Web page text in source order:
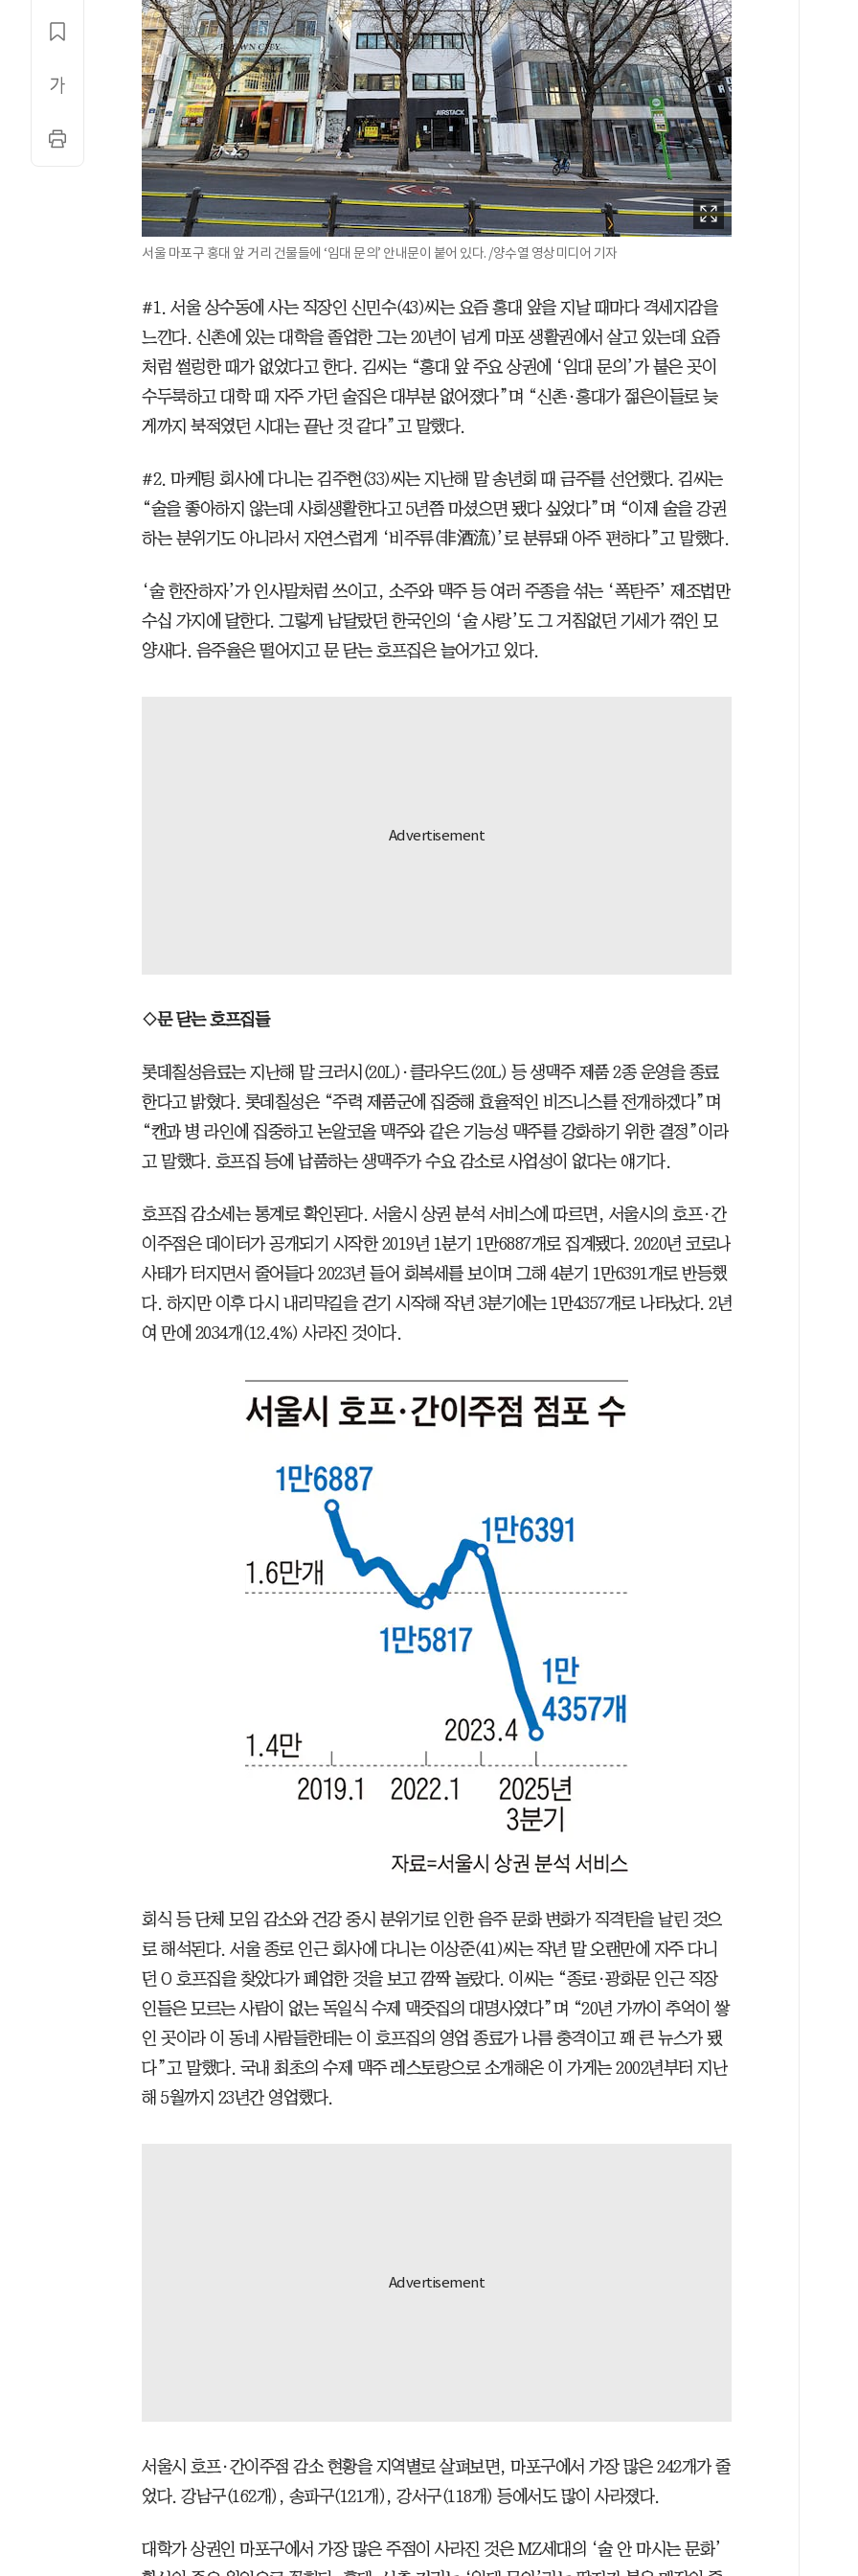
서울 마포구 홍대 앞 거리 건물들에 ‘임대 문의’ 안내문이 붙어 있다. /양수열 영상미디어 기자
#1. 서울 상수동에 사는 직장인 신민수(43)씨는 요즘 홍대 앞을 지날 때마다 격세지감을
느낀다. 신촌에 있는 대학을 졸업한 그는 20년이 넘게 마포 생활권에서 살고 있는데 요즘
처럼 썰렁한 때가 없었다고 한다. 김씨는 “홍대 앞 주요 상권에 ‘임대 문의’가 붙은 곳이
수두룩하고 대학 때 자주 가던 술집은 대부분 없어졌다”며 “신촌·홍대가 젊은이들로 늦
게까지 북적였던 시대는 끝난 것 같다”고 말했다.
#2. 마케팅 회사에 다니는 김주현(33)씨는 지난해 말 송년회 때 금주를 선언했다. 김씨는
“술을 좋아하지 않는데 사회생활한다고 5년쯤 마셨으면 됐다 싶었다”며 “이제 술을 강권
하는 분위기도 아니라서 자연스럽게 ‘비주류(非酒流)’로 분류돼 아주 편하다”고 말했다.
‘술 한잔하자’가 인사말처럼 쓰이고, 소주와 맥주 등 여러 주종을 섞는 ‘폭탄주’ 제조법만
수십 가지에 달한다. 그렇게 남달랐던 한국인의 ‘술 사랑’도 그 거침없던 기세가 꺾인 모
양새다. 음주율은 떨어지고 문 닫는 호프집은 늘어가고 있다.
◇문 닫는 호프집들
롯데칠성음료는 지난해 말 크러시(20L)·클라우드(20L) 등 생맥주 제품 2종 운영을 종료
한다고 밝혔다. 롯데칠성은 “주력 제품군에 집중해 효율적인 비즈니스를 전개하겠다”며
“캔과 병 라인에 집중하고 논알코올 맥주와 같은 기능성 맥주를 강화하기 위한 결정”이라
고 말했다. 호프집 등에 납품하는 생맥주가 수요 감소로 사업성이 없다는 얘기다.
호프집 감소세는 통계로 확인된다. 서울시 상권 분석 서비스에 따르면, 서울시의 호프·간
이주점은 데이터가 공개되기 시작한 2019년 1분기 1만6887개로 집계됐다. 2020년 코로나
사태가 터지면서 줄어들다 2023년 들어 회복세를 보이며 그해 4분기 1만6391개로 반등했
다. 하지만 이후 다시 내리막길을 걷기 시작해 작년 3분기에는 1만4357개로 나타났다. 2년
여 만에 2034개(12.4%) 사라진 것이다.
회식 등 단체 모임 감소와 건강 중시 분위기로 인한 음주 문화 변화가 직격탄을 날린 것으
로 해석된다. 서울 종로 인근 회사에 다니는 이상준(41)씨는 작년 말 오랜만에 자주 다니
던 O 호프집을 찾았다가 폐업한 것을 보고 깜짝 놀랐다. 이씨는 “종로·광화문 인근 직장
인들은 모르는 사람이 없는 독일식 수제 맥줏집의 대명사였다”며 “20년 가까이 추억이 쌓
인 곳이라 이 동네 사람들한테는 이 호프집의 영업 종료가 나름 충격이고 꽤 큰 뉴스가 됐
다”고 말했다. 국내 최초의 수제 맥주 레스토랑으로 소개해온 이 가게는 2002년부터 지난
해 5월까지 23년간 영업했다.
서울시 호프·간이주점 감소 현황을 지역별로 살펴보면, 마포구에서 가장 많은 242개가 줄
었다. 강남구(162개), 송파구(121개), 강서구(118개) 등에서도 많이 사라졌다.
대학가 상권인 마포구에서 가장 많은 주점이 사라진 것은 MZ세대의 ‘술 안 마시는 문화’